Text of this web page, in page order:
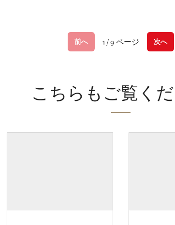
前へ 1 / 9 ページ 次へ
こちらもご覧く